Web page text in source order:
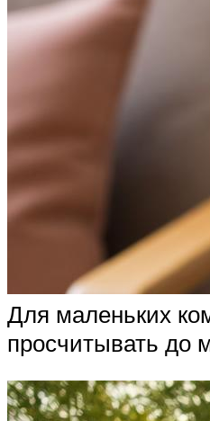
Для маленьких
просчитывать до